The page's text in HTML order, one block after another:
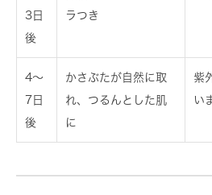
3日
後
ラつき
4〜
7日
後
かさぶたが自然に取
れ、つるんとした肌
に
紫
い